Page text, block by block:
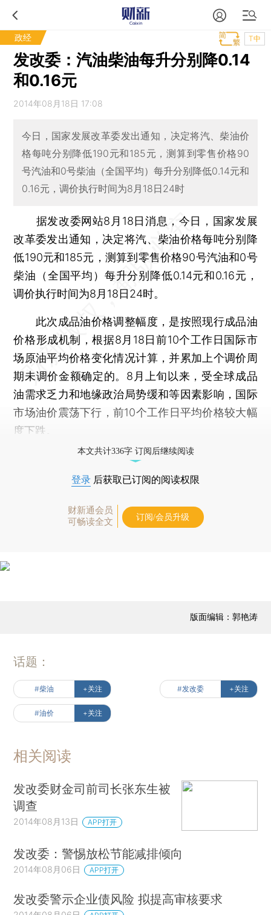
政经 T中
发改委：汽油柴油每升分别降0.14
和0.16元
2014年08月18日 17:08
今日，国家发展改革委发出通知，决定将汽、柴油价
格每吨分别降低190元和185元，测算到零售价格90
号汽油和0号柴油（全国平均）每升分别降低0.14元和
0.16元，调价执行时间为8月18日24时
据发改委网站8月18日消息，今日，国家发展
改革委发出通知，决定将汽、柴油价格每吨分别降
低190元和185元，测算到零售价格90号汽油和0号
柴油（全国平均）每升分别降低0.14元和0.16元，
调价执行时间为8月18日24时。
此次成品油价格调整幅度，是按照现行成品油
价格形成机制，根据8月18日前10个工作日国际市
场原油平均价格变化情况计算，并累加上个调价周
期未调价金额确定的。8月上旬以来，受全球成品
油需求乏力和地缘政治局势缓和等因素影响，国际
市场油价震荡下行，前10个工作日平均价格较大幅
度下跌。
本文共计336字 订阅后继续阅读
登录 后获取已订阅的阅读权限
财新通会员
可畅读全文
订阅/会员升级
版面编辑：郭艳涛
话题：
#柴油 +关注 #发改委 +关注
#油价 +关注
相关阅读
发改委财金司前司长张东生被
调查
2014年08月13日 APP打开
发改委：警惕放松节能减排倾向
2014年08月06日 APP打开
发改委警示企业债风险 拟提高审核要求